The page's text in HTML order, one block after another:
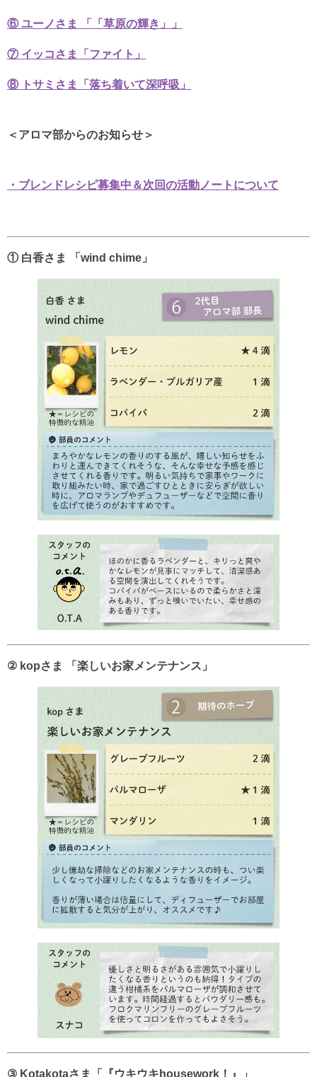
⑥ ユーノさま 「「草原の輝き」」
⑦ イッコさま「ファイト」
⑧ トサミさま「落ち着いて深呼吸」
＜アロマ部からのお知らせ＞
・ブレンドレシピ募集中＆次回の活動ノートについて
① 白香さま 「wind chime」
② kopさま 「楽しいお家メンテナンス」
③ Kotakotaさま「『ウキウキhousework！』」